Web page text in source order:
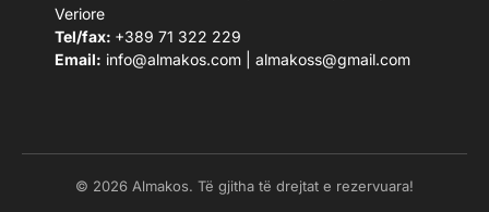
Veriore
Tel/fax: +389 71 322 229
Email: info@almakos.com almakoss@gmail.com
© 2026 Almakos. Të gjitha të drejtat e rezervuara!